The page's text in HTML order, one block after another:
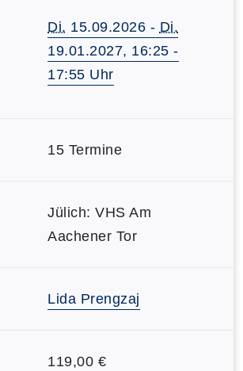
Di. 15.09.2026 - Di.
19.01.2027, 16:25 -
17:55 Uhr
15 Termine
Jülich: VHS Am
Aachener Tor
Lida Prengzaj
119,00 €